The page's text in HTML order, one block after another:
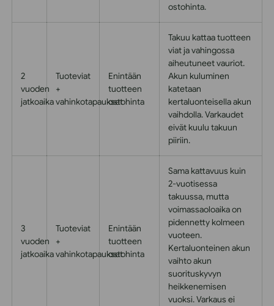
ostohinta.
2
vuoden
jatkoaika
Tuoteviat
+
vahinkotapaukset
Enintään
tuotteen
ostohinta
Takuu kattaa tuotteen
viat ja vahingossa
aiheutuneet vauriot.
Akun kuluminen
katetaan
kertaluonteisella akun
vaihdolla. Varkaudet
eivät kuulu takuun
piiriin.
3
vuoden
jatkoaika
Tuoteviat
+
vahinkotapaukset
Enintään
tuotteen
ostohinta
Sama kattavuus kuin
2-vuotisessa
takuussa, mutta
voimassaoloaika on
pidennetty kolmeen
vuoteen.
Kertaluonteinen akun
vaihto akun
suorituskyvyn
heikkenemisen
vuoksi. Varkaus ei